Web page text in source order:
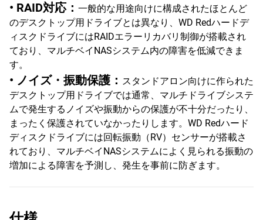
• RAID対応： 一般的な用途向けに構成されたほとんど
のデスクトップ用ドライブとは異なり、WD Redハードデ
ィスクドライブにはRAIDエラーリカバリ制御が搭載され
ており、マルチベイNASシステム内の障害を低減できま
す。
• ノイズ・振動保護： スタンドアロン向けに作られた
デスクトップ用ドライブでは通常、マルチドライブシステ
ムで発生するノイズや振動からの保護が不十分だったり、
まったく保護されていなかったりします。WD Redハード
ディスクドライブには回転振動（RV）センサーが搭載さ
れており、マルチベイNASシステムによく見られる振動の
増加による障害を予測し、発生を事前に防ぎます。